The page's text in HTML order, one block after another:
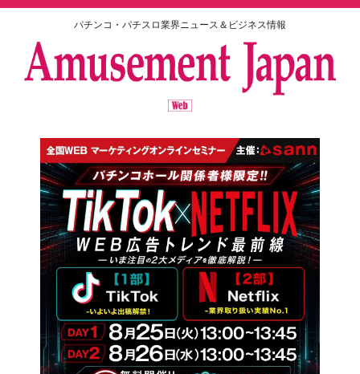
パチンコ・パチスロ業界ニュース＆ビジネス情報